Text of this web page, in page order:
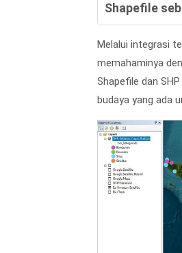
Shapefile
Melalui integrasi
memahaminya
Shapefile dan
budaya yang ada